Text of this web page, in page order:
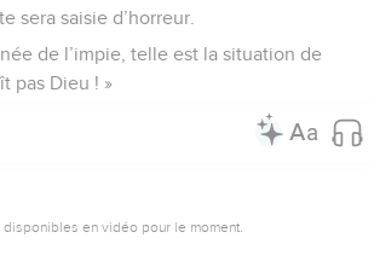
sera saisie d’horreur.
de l’impie, telle est la situation de
pas Dieu ! »
en vidéo pour le moment.